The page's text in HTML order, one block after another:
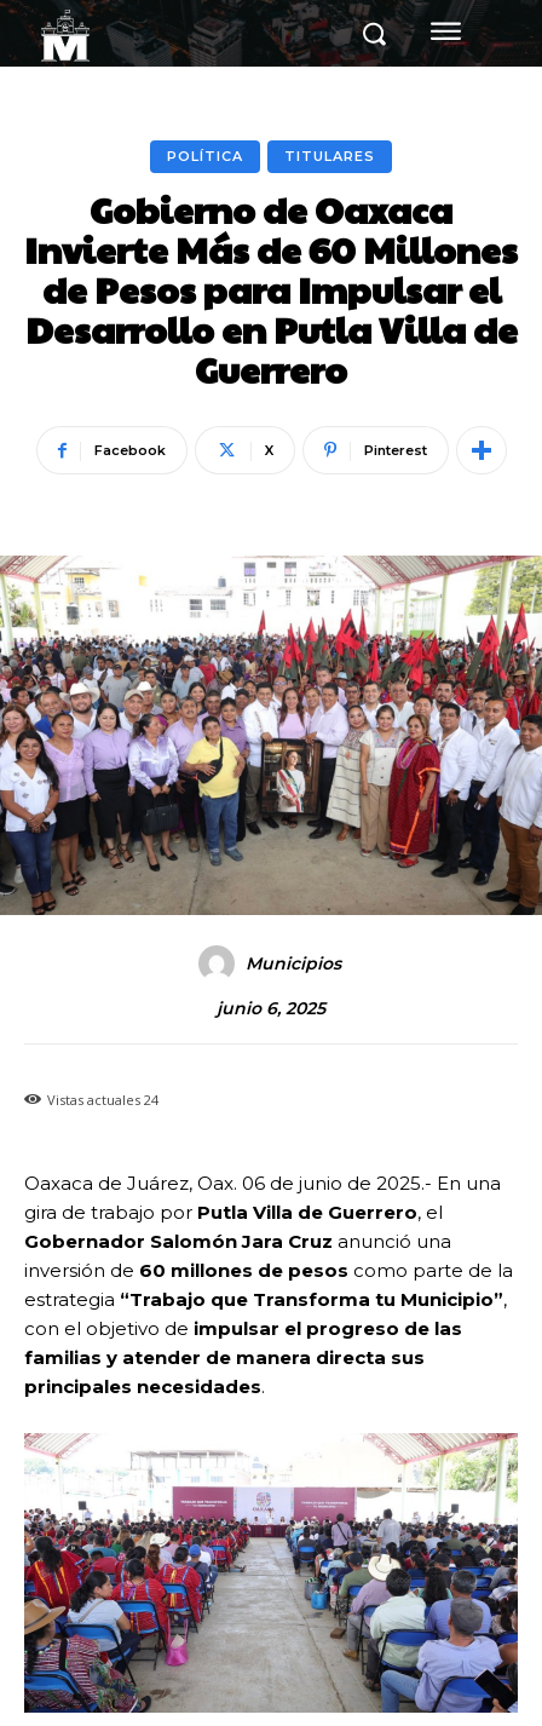
POLÍTICA TITULARES
Gobierno de Oaxaca
Invierte Más de 60 Millones
de Pesos para Impulsar el
Desarrollo en Putla Villa de
Guerrero
Facebook X Pinterest
Municipios
junio 6, 2025
Vistas actuales 24
Oaxaca de Juárez, Oax. 06 de junio de 2025.- En una
gira de trabajo por Putla Villa de Guerrero, el
Gobernador Salomón Jara Cruz anunció una
inversión de 60 millones de pesos como parte de la
estrategia “Trabajo que Transforma tu Municipio”,
con el objetivo de impulsar el progreso de las
familias y atender de manera directa sus
principales necesidades.